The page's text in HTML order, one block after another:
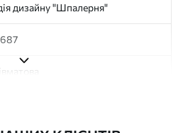
дизайну "Шпалерня"